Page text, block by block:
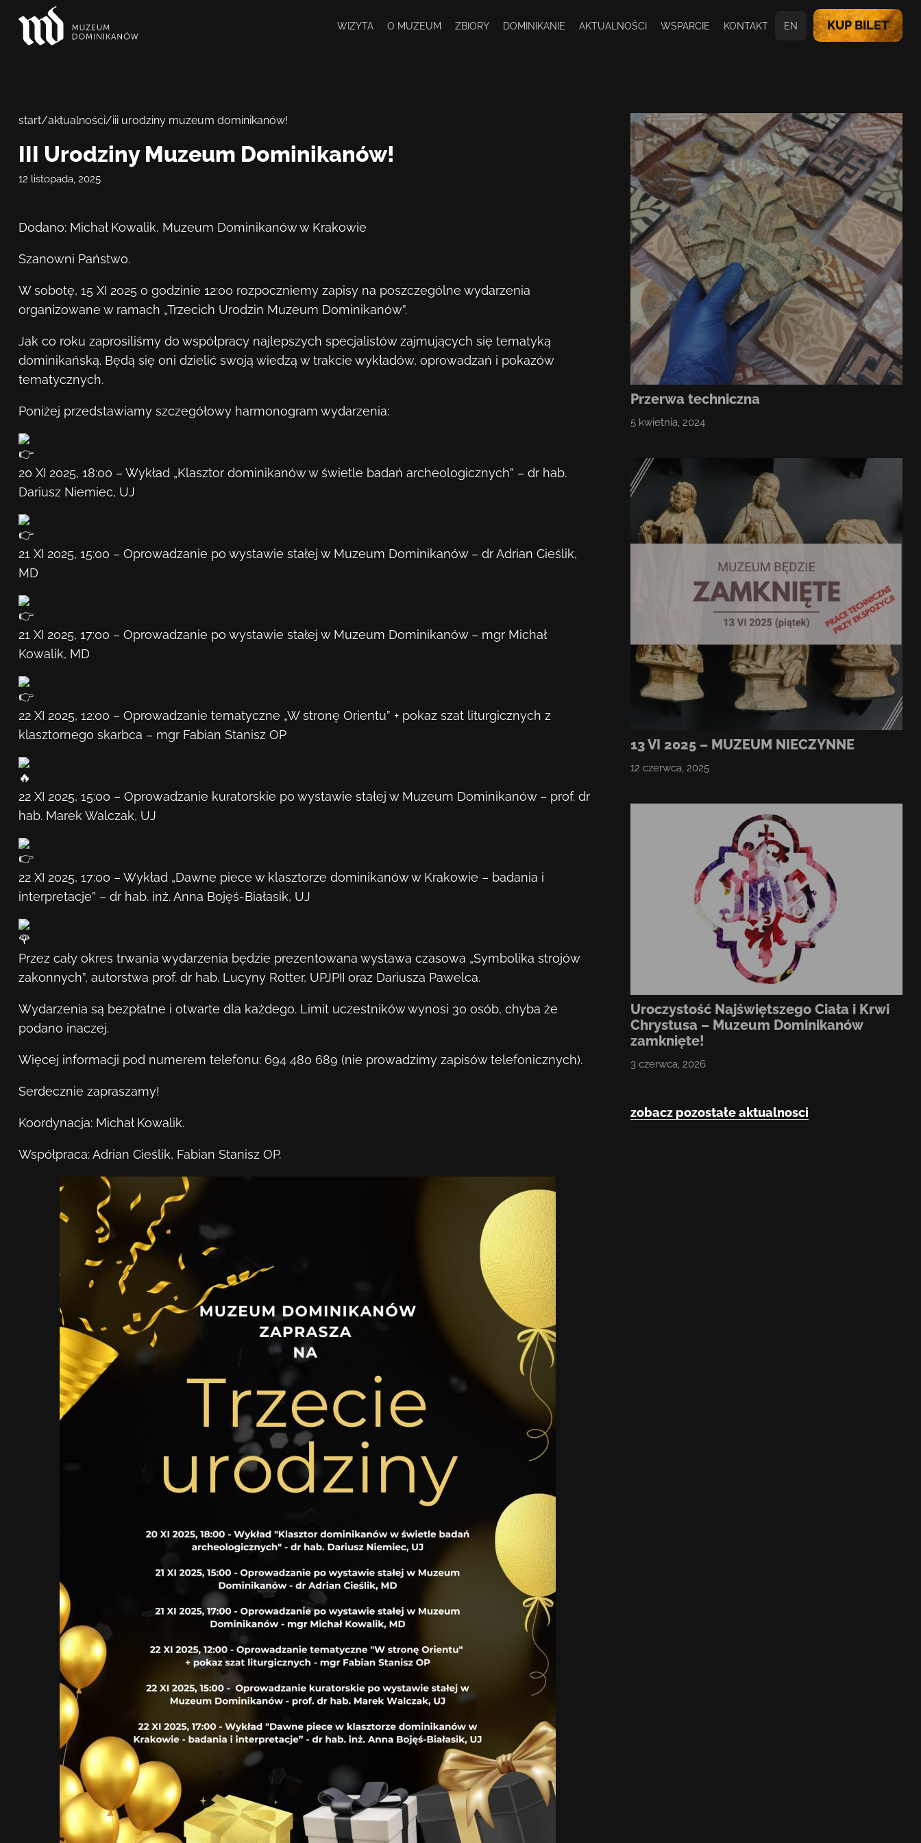
WIZYTA O MUZEUM ZBIORY DOMINIKANIE AKTUALNOŚCI WSPARCIE KONTAKT EN KUP BILET
start/aktualności/iii urodziny muzeum dominikanów!
III Urodziny Muzeum Dominikanów!
12 listopada, 2025
Dodano: Michał Kowalik, Muzeum Dominikanów w Krakowie
Szanowni Państwo.
Wsobotę, 15 XI 2025 o godzinie 12:00 rozpoczniemy zapisy na poszczególne wydarzenia
organizowane w ramach „Trzecich Urodzin Muzeum Dominikanów”.
Jak co roku zaprosiliśmy do współpracy najlepszych specjalistów zajmujących się tematyką
dominikańską. Będą się oni dzielić swoją wiedzą w trakcie wykładów, oprowadzań i pokazów
tematycznych.
Poniżej przedstawiamy szczegółowy harmonogram wydarzenia:
20 XI 2025, 18:00 – Wykład „Klasztor dominikanów w świetle badań archeologicznych” – dr hab.
Dariusz Niemiec, UJ
21 XI 2025, 15:00 – Oprowadzanie po wystawie stałej w Muzeum Dominikanów – dr Adrian Cieślik,
MD
21 XI 2025, 17:00 – Oprowadzanie po wystawie stałej w Muzeum Dominikanów – mgr Michał
Kowalik, MD
22 XI 2025, 12:00 – Oprowadzanie tematyczne „W stronę Orientu” + pokaz szat liturgicznych z
klasztornego skarbca – mgr Fabian Stanisz OP
22 XI 2025, 15:00 – Oprowadzanie kuratorskie po wystawie stałej w Muzeum Dominikanów – prof. dr
hab. Marek Walczak, UJ
22 XI 2025, 17:00 – Wykład „Dawne piece w klasztorze dominikanów w Krakowie – badania i
interpretacje” – dr hab. inż. Anna Bojęś-Białasik, UJ
Przez cały okres trwania wydarzenia będzie prezentowana wystawa czasowa „Symbolika strojów
zakonnych”, autorstwa prof. dr hab. Lucyny Rotter, UPJPII oraz Dariusza Pawelca.
Wydarzenia są bezpłatne i otwarte dla każdego. Limit uczestników wynosi 30 osób, chyba że
podano inaczej.
Więcej informacji pod numerem telefonu: 694 480 689 (nie prowadzimy zapisów telefonicznych).
Serdecznie zapraszamy!
Koordynacja: Michał Kowalik.
Współpraca: Adrian Cieślik, Fabian Stanisz OP.
Przerwa techniczna
5 kwietnia, 2024
13 VI 2025 – MUZEUM NIECZYNNE
12 czerwca, 2025
Uroczystość Najświętszego Ciała i Krwi
Chrystusa – Muzeum Dominikanów
zamknięte!
3 czerwca, 2026
zobacz pozostałe aktualnosci